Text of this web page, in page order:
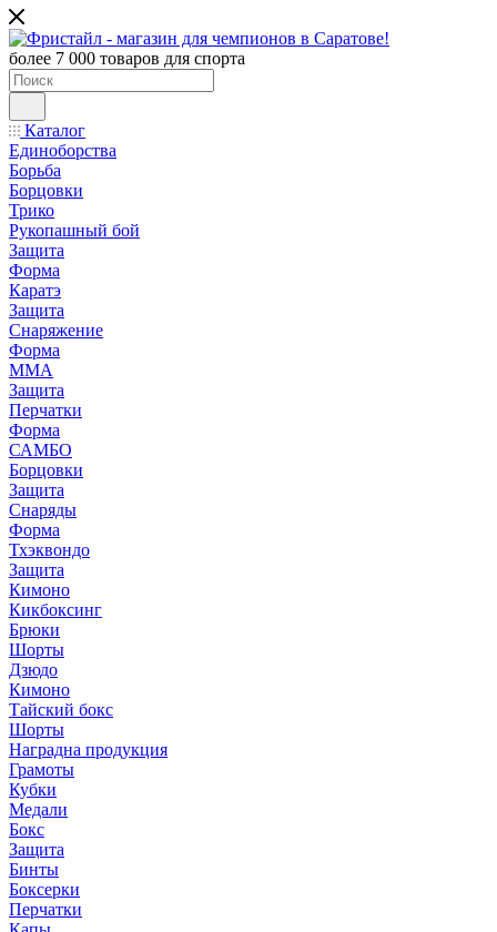
более 7 000 товаров для спорта
Каталог
Единоборства
Борьба
Борцовки
Трико
Рукопашный бой
Защита
Форма
Каратэ
Защита
Снаряжение
Форма
ММА
Защита
Перчатки
Форма
САМБО
Борцовки
Защита
Снаряды
Форма
Тхэквондо
Защита
Кимоно
Кикбоксинг
Брюки
Шорты
Дзюдо
Кимоно
Тайский бокс
Шорты
Наградна продукция
Грамоты
Кубки
Медали
Бокс
Защита
Бинты
Боксерки
Перчатки